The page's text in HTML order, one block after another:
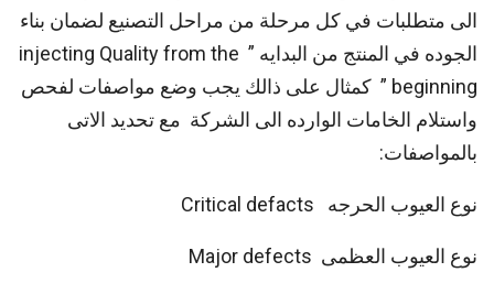
الى متطلبات في كل مرحلة من مراحل التصنيع لضمان بناء
الجوده في المنتج من البدايه ” injecting Quality from the
beginning ” كمثال على ذالك يجب وضع مواصفات لفحص
واستلام الخامات الوارده الى الشركة مع تحديد الاتى
بالمواصفات:
نوع العيوب الحرجه Critical defacts
نوع العيوب العظمى Major defects